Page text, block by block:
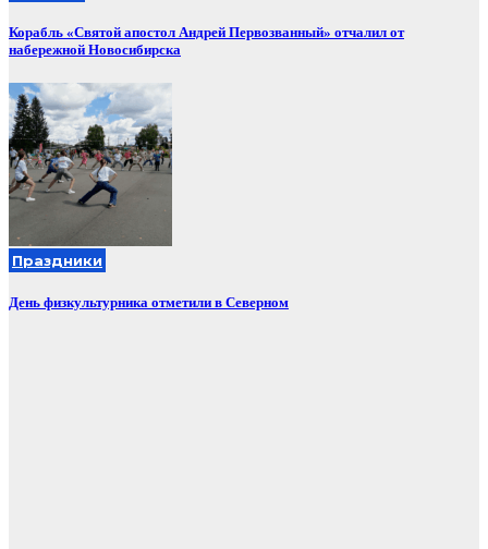
Корабль «Святой апостол Андрей Первозванный» отчалил от
набережной Новосибирска
Праздники
День физкультурника отметили в Северном